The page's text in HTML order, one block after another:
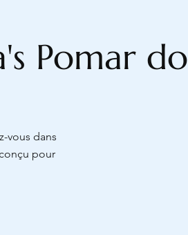
Pomar do
vous dans
pour